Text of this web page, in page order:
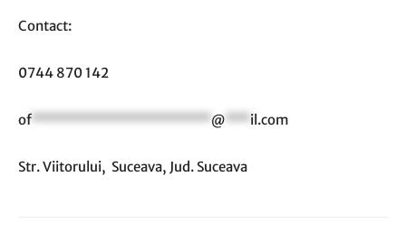
Contact:
0744 870 142
of**********************@***il.com
Str. Viitorului, Suceava, Jud. Suceava